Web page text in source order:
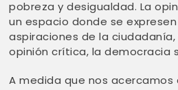
pobreza y desigualdad. La
un espacio donde se
aspiraciones de la ciudadanía,
opinión crítica, la democracia
A medida que nos acercamos